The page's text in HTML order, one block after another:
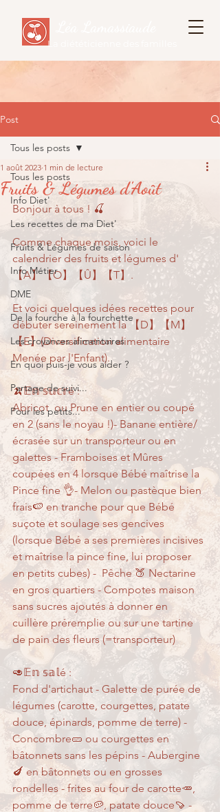
La diététicienne des familles
Post
Tous les posts
Info Diet'
Les recettes de ma Diet'
Fruits & Légumes de saison
Info Métier
DME
De la fourche à la fourchette
Les croyances alimentaires
En quoi puis-je vous aider ?
Partage de suivi...
Pour les petits...
Tous les posts
Fruits & Légumes d'Août
1 août 2023 1 min de lecture
Bonjour à tous ! 🍒
Comme chaque mois, voici le
calendrier des fruits et légumes d'
【A】【O】【Û】【T】.
Et voici quelques idées recettes pour
débuter sereinement la 【D】【M】
【E】(Diversification alimentaire
Menée par l'Enfant).
🍌𝔼𝕟 𝕤𝕦𝕔𝕣é :
Abricot  ou Prune en entier ou coupé
en 2 (sans le noyau !)- Banane entière/
écrasée sur un transporteur ou en
galettes - Framboises et Mûres
coupées en 4 lorsque Bébé maîtrise la
Pince fine 👌- Melon ou pastèque bien
frais🍉 en tranche pour que Bébé
suçote et soulage ses gencives
(lorsque Bébé a ses premières incisives
et maîtrise la pince fine, lui proposer
en petits cubes) -  Pêche 🍑 Nectarine
en gros quartiers - Compotes maison
sans sucres ajoutés à donner en
cuillère préremplie ou sur une tartine
de pain des fleurs (=transporteur)
🥑𝔼𝕟 𝕤𝕒𝕝é :
Fond d'artichaut - Galette de purée de
légumes (carotte, courgettes, patate
douce, épinards, pomme de terre) -
Concombre🥒 ou courgettes en
bâtonnets sans les pépins - Aubergine
🍆 en bâtonnets ou en grosses
rondelles - frites au four de carotte🥕,
pomme de terre🥔, patate douce🍠 -